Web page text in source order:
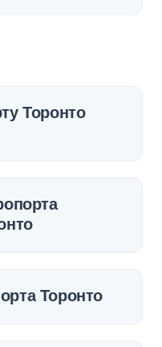
Торонто
Торонто